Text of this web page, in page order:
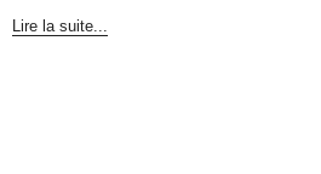
Lire la suite...